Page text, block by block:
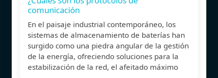
comunicación
En el paisaje industrial contemporáneo, los
sistemas de almacenamiento de baterías han
surgido como una piedra angular de la gestión
de la energía, ofreciendo soluciones para la
estabilización de la red, el afeitado máximo